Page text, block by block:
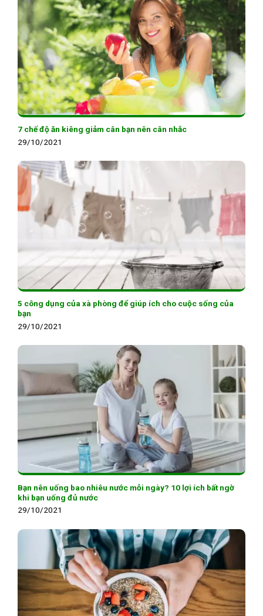
7 chế độ ăn kiêng giảm cân bạn nên cân nhắc
29/10/2021
5 công dụng của xà phòng để giúp ích cho cuộc sống của
bạn
29/10/2021
Bạn nên uống bao nhiêu nước mỗi ngày? 10 lợi ích bất ngờ
khi bạn uống đủ nước
29/10/2021